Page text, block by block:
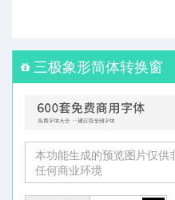
三极象形简体转换窗